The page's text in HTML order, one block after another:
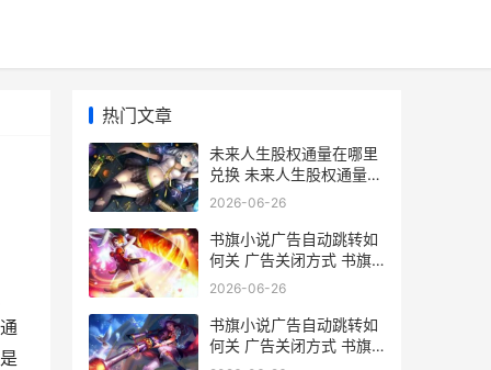
热门文章
未来人生股权通量在哪里
兑换 未来人生股权通量换
信用点
2026-06-26
书旗小说广告自动跳转如
何关 广告关闭方式 书旗
小说广告推荐的小说叫什
2026-06-26
书旗小说广告自动跳转如
何关 广告关闭方式 书旗
小说广告自动跳转会盗取